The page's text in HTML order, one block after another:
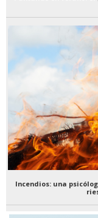
Incendios: una